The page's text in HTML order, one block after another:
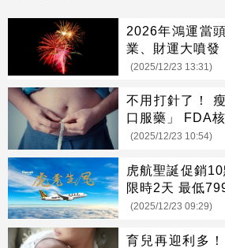
2026年鴻運當
業、財運大噴發
(2025/12/23 13:31)
不用打針了！
口服藥」 FDA
(2025/12/23 10:54)
虎航聖誕促銷
限時2天 最低
(2025/12/23 09:29)
育兒再迎利多